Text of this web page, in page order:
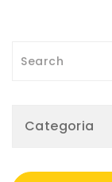
Categoria